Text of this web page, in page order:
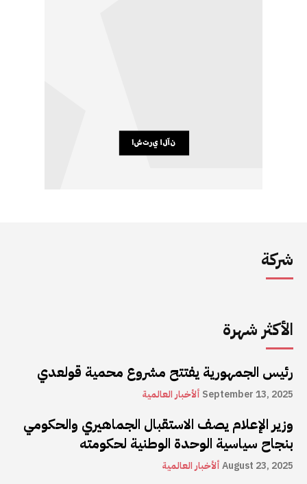
شركة
الأكثر شهرة
رئيس الجمهورية يفتتح مشروع محمية قولعدي
ألأخبار العالمية September 13, 2025
وزير الإعلام يصف الاستقبال الجماهيري والحكومي
بنجاح سياسية الوحدة الوطنية لحكومته
ألأخبار العالميةAugust 23, 2025